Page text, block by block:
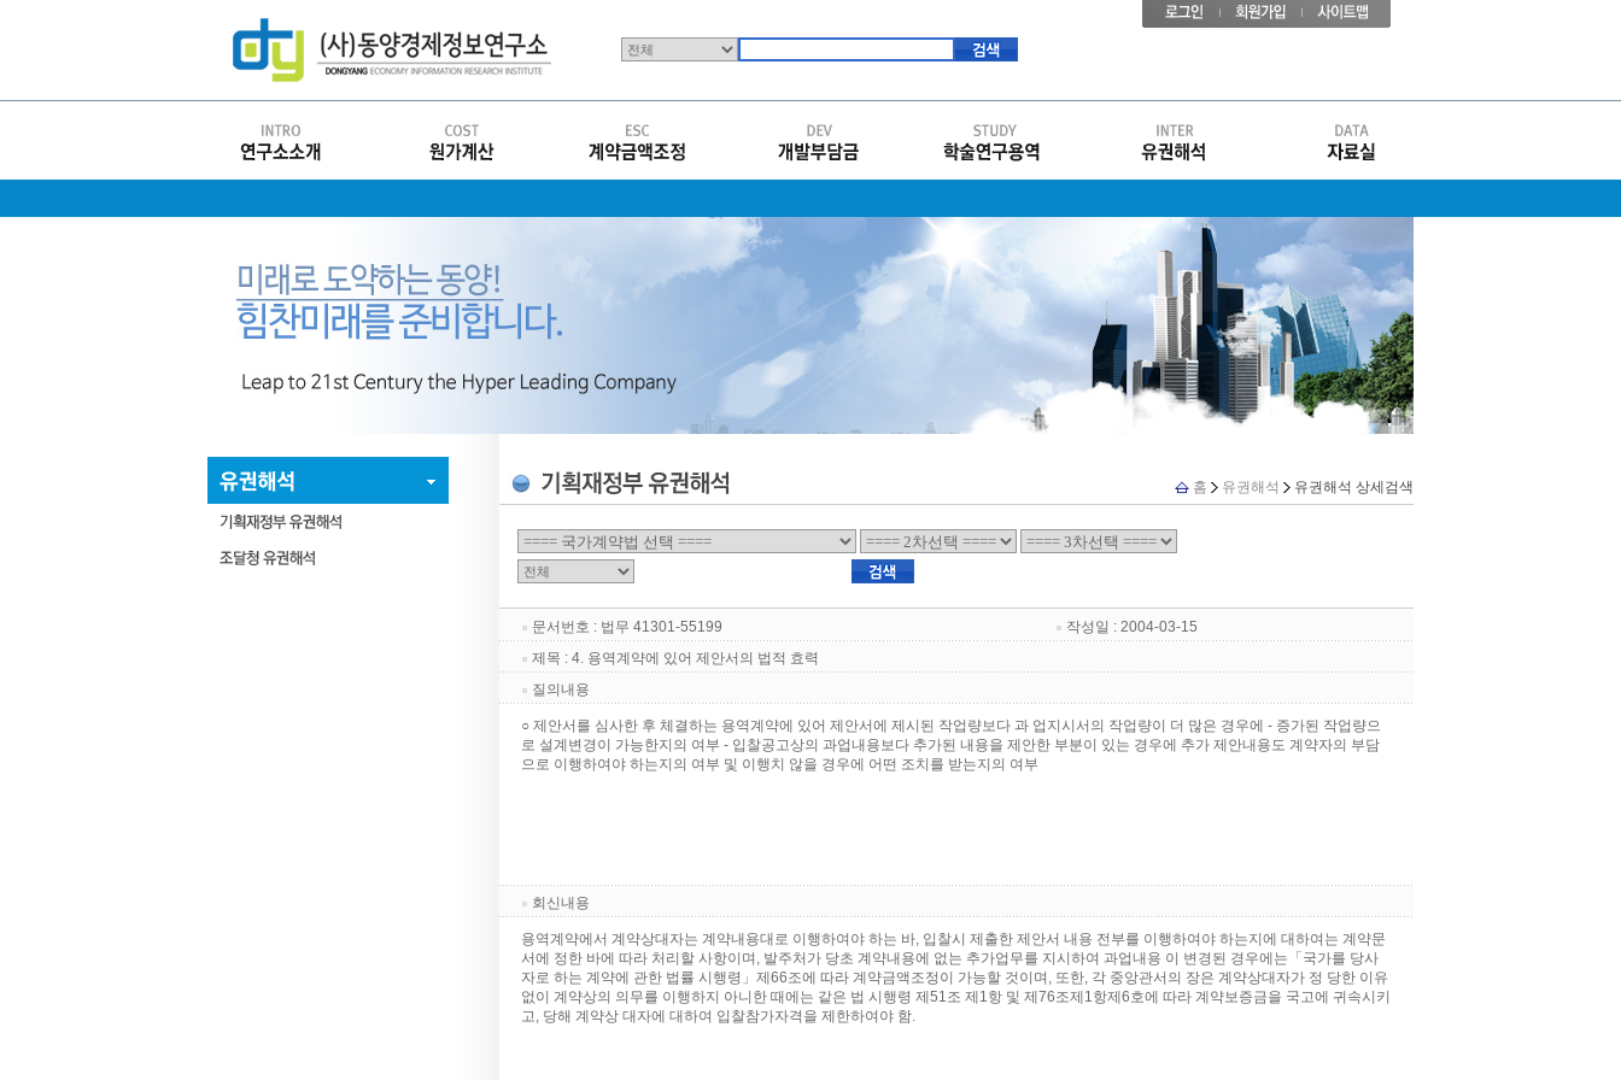
홈 유권해석 유권해석 상세검색
문서번호 : 법무 41301-55199
작성일 : 2004-03-15
제목 : 4. 용역계약에 있어 제안서의 법적 효력
질의내용
○ 제안서를 심사한 후 체결하는 용역계약에 있어 제안서에 제시된 작업량보다 과 업지시서의 작업량이 더 많은 경우에 - 증가된 작업량으
로 설계변경이 가능한지의 여부 - 입찰공고상의 과업내용보다 추가된 내용을 제안한 부분이 있는 경우에 추가 제안내용도 계약자의 부담
으로 이행하여야 하는지의 여부 및 이행치 않을 경우에 어떤 조치를 받는지의 여부
회신내용
용역계약에서 계약상대자는 계약내용대로 이행하여야 하는 바, 입찰시 제출한 제안서 내용 전부를 이행하여야 하는지에 대하여는 계약문
서에 정한 바에 따라 처리할 사항이며, 발주처가 당초 계약내용에 없는 추가업무를 지시하여 과업내용 이 변경된 경우에는「국가를 당사
자로 하는 계약에 관한 법률 시행령」제66조에 따라 계약금액조정이 가능할 것이며, 또한, 각 중앙관서의 장은 계약상대자가 정 당한 이유
없이 계약상의 의무를 이행하지 아니한 때에는 같은 법 시행령 제51조 제1항 및 제76조제1항제6호에 따라 계약보증금을 국고에 귀속시키
고, 당해 계약상 대자에 대하여 입찰참가자격을 제한하여야 함.